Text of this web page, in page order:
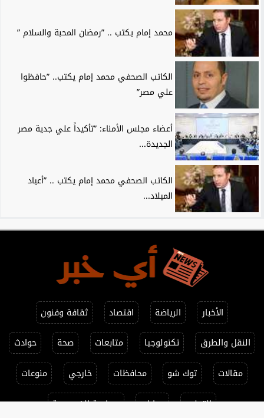
محمد إمام يكتب .. ”رمضان المحبة والسلام ”
الكاتب الصحفي محمد إمام يكتب.. ”حافظوا
علي مصر”
أعضاء مجلس الأمناء: ”تأكيداً علي جدية مصر
الجديدة...
الكاتب الصحفي محمد إمام يكتب .. ”أعياد
الميلاد...
الأخبار الرياضة اقتصاد
ثقافة وفنون
النقل والطرق
تكنولوجيا متابعات صحة
حوادث
مقالات
توك شو محافظات خارجي
منوعات
التعليم
حوارات سياسة الخصوصية